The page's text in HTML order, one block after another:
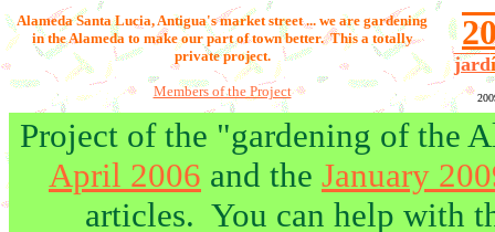
Alameda Santa Lucia,Antigua's market street ... we are gardening
in the Alameda to make our part of town better. This a totally
private project.
Members of the Project
jard
Project of the "gardening of the
April 2006 and the January
articles. You can help with